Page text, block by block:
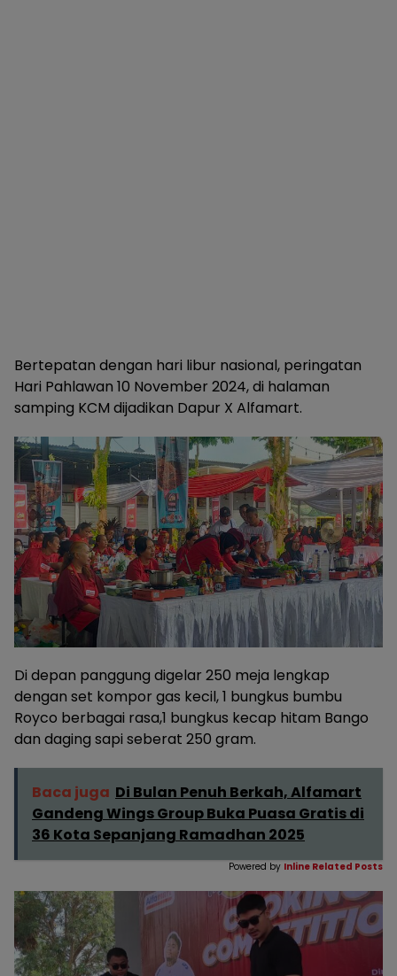
Bertepatan dengan hari libur nasional, peringatan
Hari Pahlawan 10 November 2024, di halaman
samping KCM dijadikan Dapur X Alfamart.
Di depan panggung digelar 250 meja lengkap
dengan set kompor gas kecil, 1 bungkus bumbu
Royco berbagai rasa,1 bungkus kecap hitam Bango
dan daging sapi seberat 250 gram.
Baca juga Di Bulan Penuh Berkah, Alfamart
Gandeng Wings Group Buka Puasa Gratis di
36 Kota Sepanjang Ramadhan 2025
Powered by Inline Related Posts